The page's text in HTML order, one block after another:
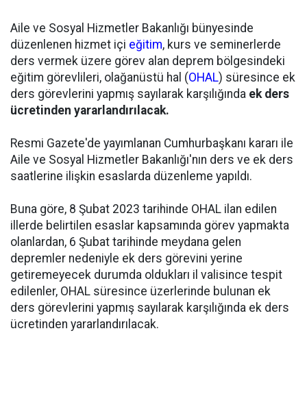
Aile ve Sosyal Hizmetler Bakanlığı bünyesinde
düzenlenen hizmet içi eğitim, kurs ve seminerlerde
ders vermek üzere görev alan deprem bölgesindeki
eğitim görevlileri, olağanüstü hal (OHAL) süresince ek
ders görevlerini yapmış sayılarak karşılığında ek ders
ücretinden yararlandırılacak.
Resmi Gazete'de yayımlanan Cumhurbaşkanı kararı ile
Aile ve Sosyal Hizmetler Bakanlığı'nın ders ve ek ders
saatlerine ilişkin esaslarda düzenleme yapıldı.
Buna göre, 8 Şubat 2023 tarihinde OHAL ilan edilen
illerde belirtilen esaslar kapsamında görev yapmakta
olanlardan, 6 Şubat tarihinde meydana gelen
depremler nedeniyle ek ders görevini yerine
getiremeyecek durumda oldukları il valisince tespit
edilenler, OHAL süresince üzerlerinde bulunan ek
ders görevlerini yapmış sayılarak karşılığında ek ders
ücretinden yararlandırılacak.